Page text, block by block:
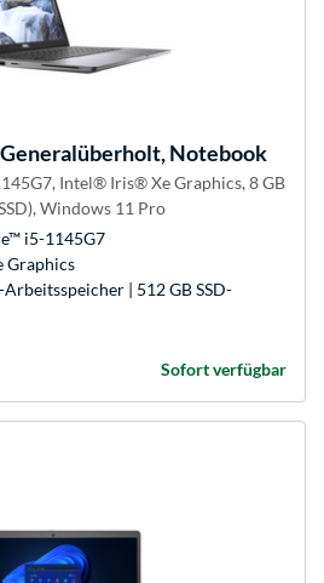
Notebook
Intel® Iris® Xe Graphics, 8 GB
Windows 11 Pro
i5-1145G7
Graphics
| 512 GB SSD-
Sofort verfügbar